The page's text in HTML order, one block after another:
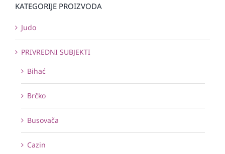
KATEGORIJE PROIZVODA
Judo
PRIVREDNI SUBJEKTI
Bihać
Brčko
Busovača
Cazin